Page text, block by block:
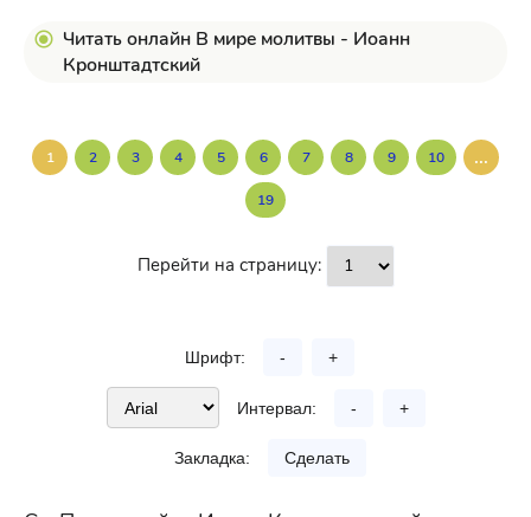
Читать онлайн В мире молитвы - Иоанн
Кронштадтский
1 2 3 4 5 6 7 8 9 10 ...
19
Перейти на страницу:
Шрифт: - +
Интервал: - +
Закладка: Сделать